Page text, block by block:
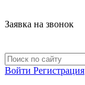
Заявка на звонок
Войти Регистрация